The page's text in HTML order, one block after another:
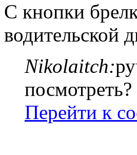
С кнопки
водительской
Nikolaitch:
посмотреть?
Перейти к